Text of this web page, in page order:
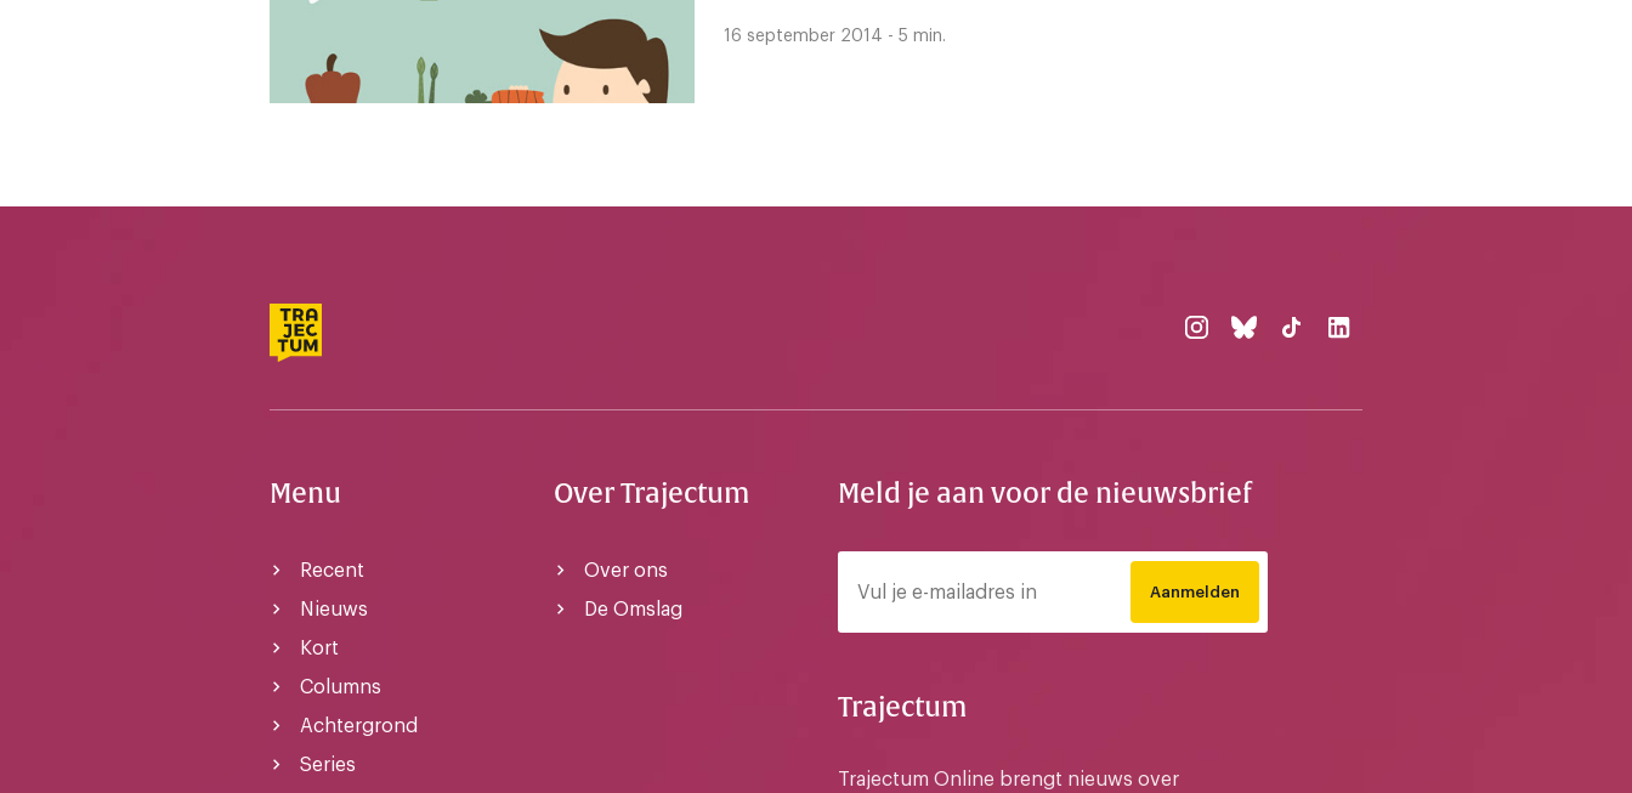
16 september 2014 - 5 min.
Menu
Recent
Nieuws
Kort
Columns
Achtergrond
Series
Over Trajectum
Over ons
De Omslag
Meld je aan voor de nieuwsbrief
Aanmelden
Trajectum
Trajectum Online brengt nieuws over